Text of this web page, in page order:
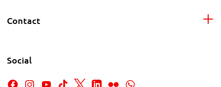
Contact
Social